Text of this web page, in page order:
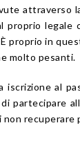
attraverso
proprio legale
proprio in
molto pesanti.
iscrizione al
partecipare
non recuperare